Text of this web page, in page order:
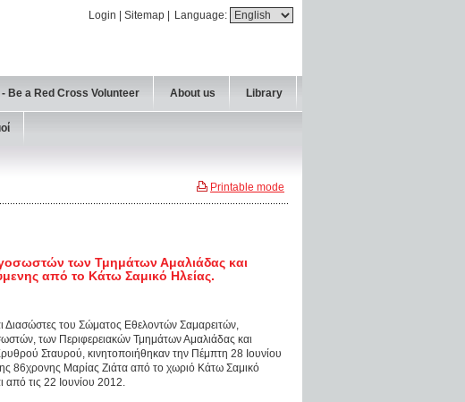
Language:
Login Sitemap
Be a Red Cross Volunteer About us Library
Printable mode
των Τμημάτων Αμαλιάδας και
από το Κάτω Σαμικό Ηλείας.
Διασώστες του Σώματος Εθελοντών Σαμαρειτών,
των Περιφερειακών Τμημάτων Αμαλιάδας και
Σταυρού, κινητοποιήθηκαν την Πέμπτη 28 Ιουνίου
86χρονης Μαρίας Ζιάτα από το χωριό Κάτω Σαμικό
από τις 22 Ιουνίου 2012.